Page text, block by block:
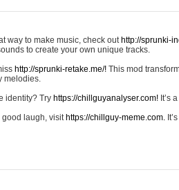
way to make music, check out http://sprunki-
to create your own unique tracks.
http://sprunki-retake.me/! This mod
melodies.
identity? Try https://chillguyanalyser.com! It’s
good laugh, visit https://chillguy-meme.com.